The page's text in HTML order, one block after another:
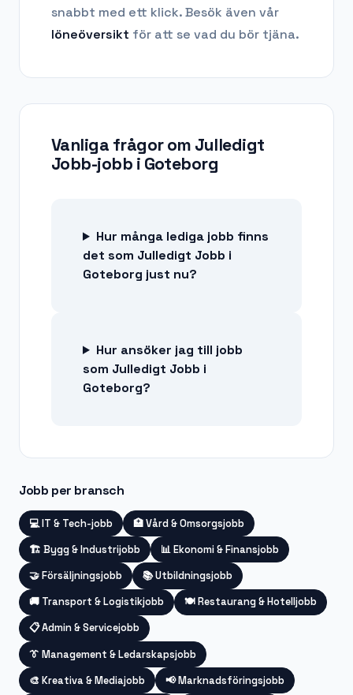
snabbt med ett klick. Besök även vår
löneöversikt för att se vad du bör tjäna.
Vanliga frågor om Julledigt
Jobb-jobb i Goteborg
Hur många lediga jobb finns
det som Julledigt Jobb i
Goteborg just nu?
Hur ansöker jag till jobb
som Julledigt Jobb i
Goteborg?
Jobb per bransch
💻IT & Tech-jobb 🏥Vård & Omsorgsjobb
🏗️ Bygg & Industrijobb 📊Ekonomi & Finansjobb
🤝Försäljningsjobb 📚Utbildningsjobb
🚚 Transport & Logistikjobb 🍽️Restaurang & Hotelljobb
📋Admin & Servicejobb
👔 Management & Ledarskapsjobb
🎨 Kreativa & Mediajobb 📢Marknadsföringsjobb